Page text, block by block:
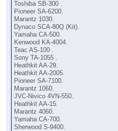
Toshiba SB-300 .
Pioneer SA-6200.
Marantz 1030.
Dynaco SCA-80Q (Kit).
Yamaha CA-500.
Kenwood KA-4004.
Teac AS-100 .
Sony TA-1055 .
Heathkit AA-29.
Heathkit AA-2005.
Pioneer SA-7100.
Marantz 1060.
JVC-Nivico 4VN-550.
Heathkit AA-15.
Marantz 4060.
Yamaha CA-700.
Sherwood S-9400.